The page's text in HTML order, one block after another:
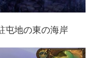
屯地の東の海岸